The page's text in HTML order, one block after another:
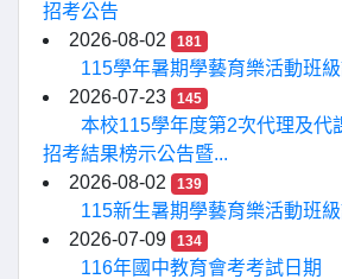
招考公告
2026-08-02
181
115學年暑期學藝育樂活動班
2026-07-23
145
本校115學年度第2次代理及代
招考結果榜示公告暨...
2026-08-02
139
115新生暑期學藝育樂活動班
2026-07-09
134
116年國中教育會考考試日期